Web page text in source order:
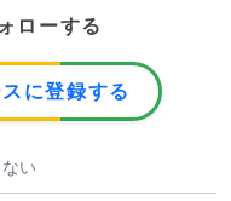
ローする
に登録する
い